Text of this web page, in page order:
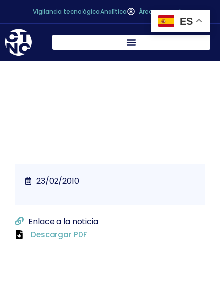
Vigilancia tecnológicaAnalítica Área personal
23/02/2010
Enlace a la noticia
Descargar PDF
ES